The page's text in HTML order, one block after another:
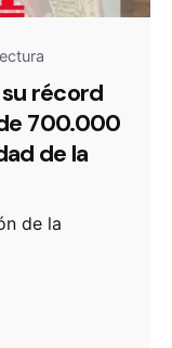
récord
700.000
de la
de la